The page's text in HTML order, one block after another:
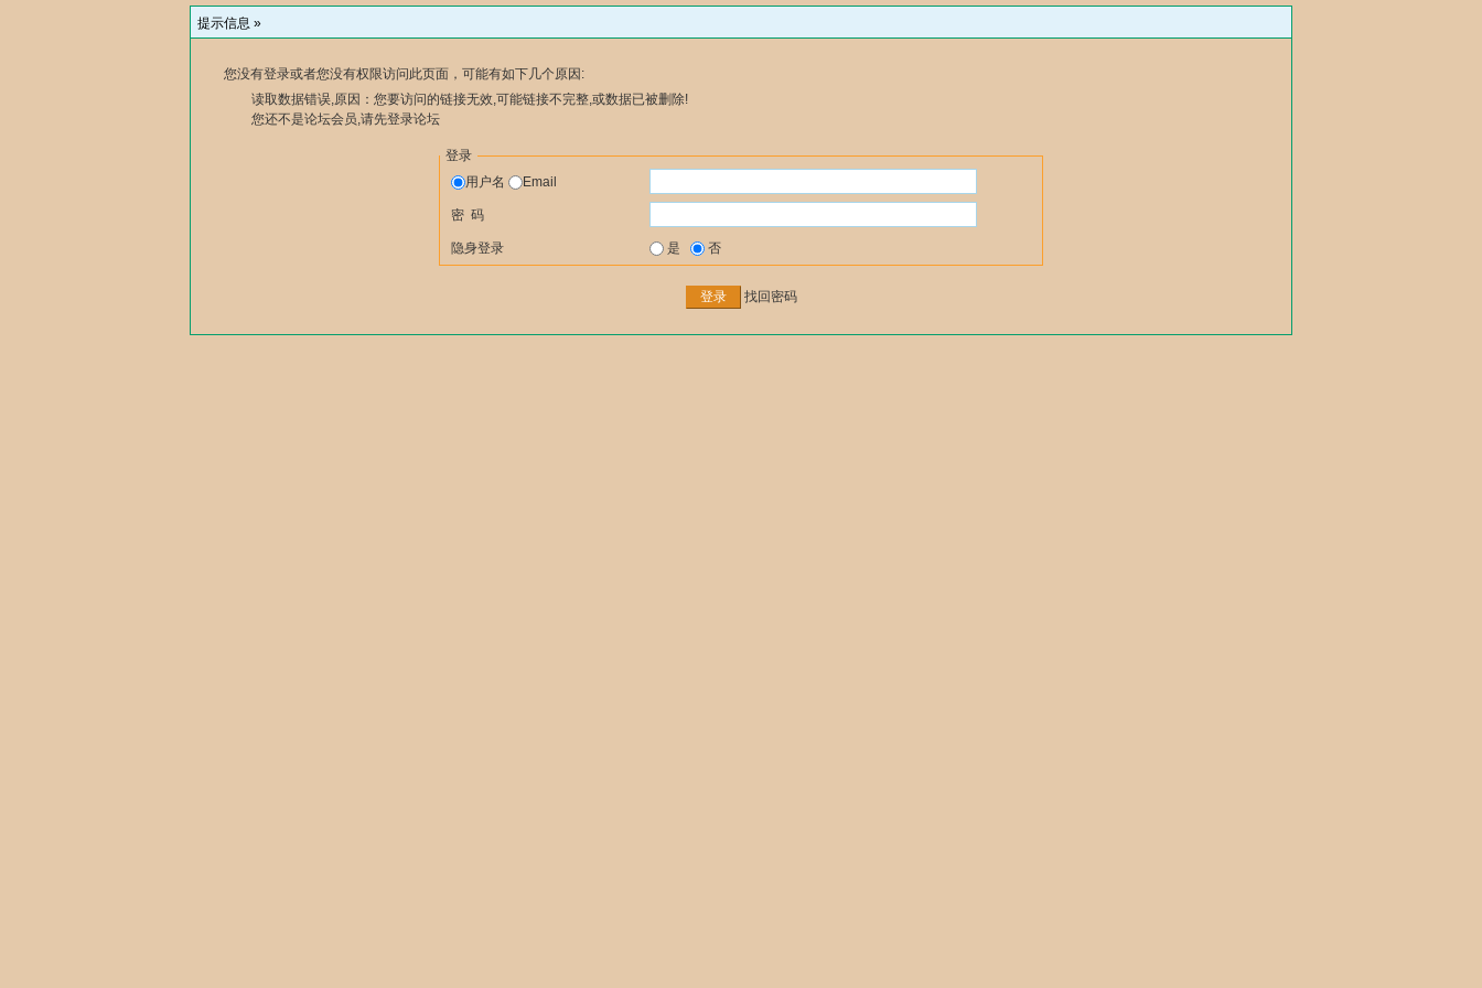
提示信息 »
您没有登录或者您没有权限访问此页面，可能有如下几个原因:
读取数据错误,原因：您要访问的链接无效,可能链接不完整,或数据已被删除!
您还不是论坛会员,请先登录论坛
登录
用户名
Email
密 码
隐身登录 是 否
找回密码